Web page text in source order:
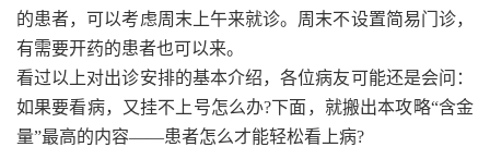
的患者，可以考虑周末上午来就诊。周末不设置简易门诊，
有需要开药的患者也可以来。
看过以上对出诊安排的基本介绍，各位病友可能还是会问：
如果要看病，又挂不上号怎么办?下面，就搬出本攻略“含金
量”最高的内容——患者怎么才能轻松看上病?